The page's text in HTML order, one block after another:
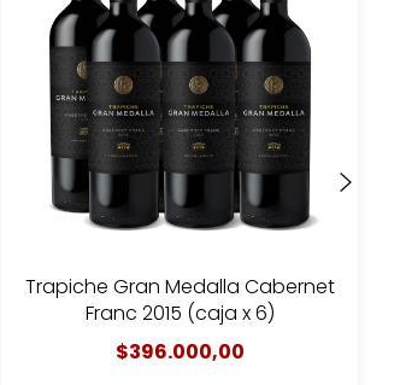
Trapiche Gran Medalla Cabernet
Franc 2015 (caja x 6)
$396.000,00